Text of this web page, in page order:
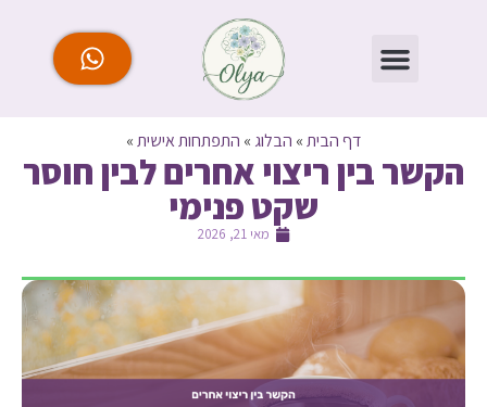
דף הבית» הבלוג » התפתחות אישית»
הקשר בין ריצוי אחרים לבין חוסר
שקט פנימי
מאי 21, 2026